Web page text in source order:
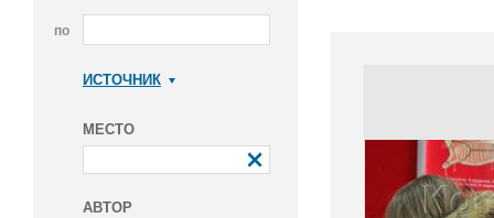
по
ИСТОЧНИК
МЕСТО
АВТОР